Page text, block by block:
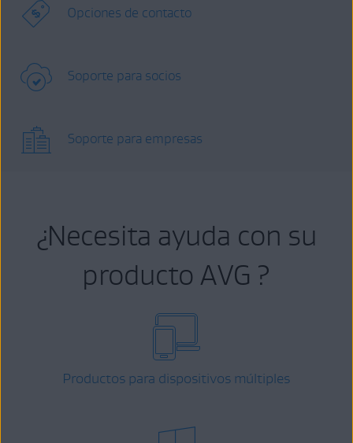
Opciones de contacto
Soporte para socios
Soporte para empresas
¿Necesita ayuda con su
producto AVG ?
Productos para dispositivos múltiples